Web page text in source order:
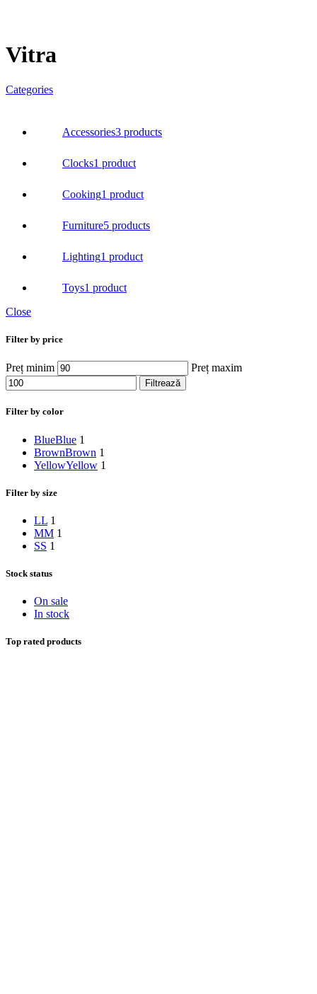
Vitra
Categories
Accessories3 products
Clocks1 product
Cooking1 product
Furniture5 products
Lighting1 product
Toys1 product
Close
Filter by price
Preț minim Preț maxim
Filtrează
Filter by color
BlueBlue 1
BrownBrown 1
YellowYellow 1
Filter by size
LL 1
MM 1
SS 1
Stock status
On sale
In stock
Top rated products